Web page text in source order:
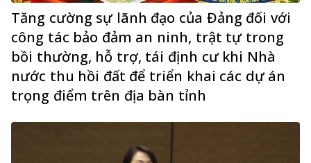
Tăng cường sự lãnh đạo của Đảng đối với
công tác bảo đảm an ninh, trật tự trong
bồi thường, hỗ trợ, tái định cư khi Nhà
nước thu hồi đất để triển khai các dự án
trọng điểm trên địa bàn tỉnh